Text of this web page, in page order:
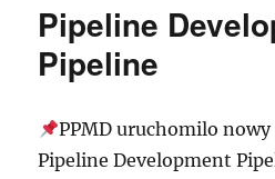
Pipeline
Pipeline
PPMD uruchomilo
Pipeline Development